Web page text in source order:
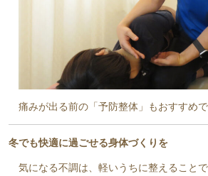
痛みが出る前の「予防整体」もおすすめで
冬でも快適に過ごせる身体づくりを
気になる不調は、軽いうちに整えること